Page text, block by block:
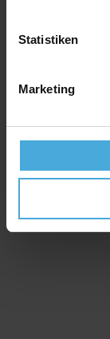
Statistiken
Marketing